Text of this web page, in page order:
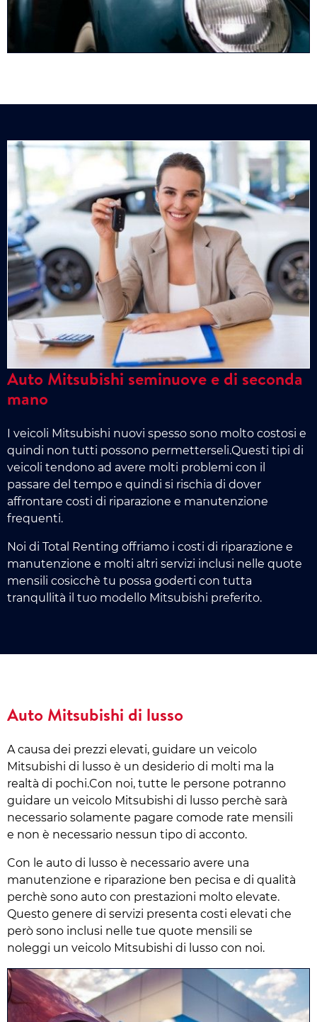
Auto Mitsubishi seminuove e di seconda
mano
I veicoli Mitsubishi nuovi spesso sono molto costosi e
quindi non tutti possono permetterseli.Questi tipi di
veicoli tendono ad avere molti problemi con il
passare del tempo e quindi si rischia di dover
affrontare costi di riparazione e manutenzione
frequenti.
Noi di Total Renting offriamo i costi di riparazione e
manutenzione e molti altri servizi inclusi nelle quote
mensili cosicchè tu possa goderti con tutta
tranqullità il tuo modello Mitsubishi preferito.
Auto Mitsubishi di lusso
A causa dei prezzi elevati, guidare un veicolo
Mitsubishi di lusso è un desiderio di molti ma la
realtà di pochi.Con noi, tutte le persone potranno
guidare un veicolo Mitsubishi di lusso perchè sarà
necessario solamente pagare comode rate mensili
e non è necessario nessun tipo di acconto.
Con le auto di lusso è necessario avere una
manutenzione e riparazione ben pecisa e di qualità
perchè sono auto con prestazioni molto elevate.
Questo genere di servizi presenta costi elevati che
però sono inclusi nelle tue quote mensili se
noleggi un veicolo Mitsubishi di lusso con noi.